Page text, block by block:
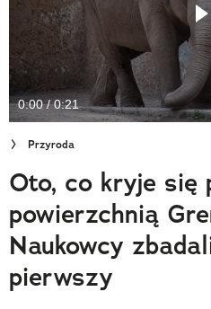
Sklep
Newsletter
Cuda Polski
Wielki Konkurs Fotograficzny
Trendbook Podróżniczy
Polecane
0:00 / 0:21
Przyroda
Oto, co kryje się
powierzchnią
Naukowcy
pierwszy